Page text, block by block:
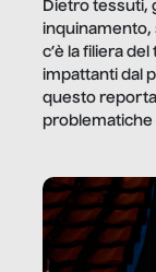
Dietro tessuti,
inquinamento,
c’è la filiera
impattanti dal
questo
problematiche